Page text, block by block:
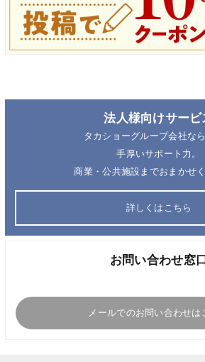
法人様向けサービ
タカショーグループ会社な
手厚いサポート力。
商業・公共施設までおまかせく
詳しくはこちら
お問い合わせ窓
メールでのお問い合わせは